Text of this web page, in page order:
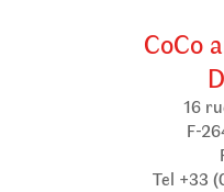
CoCo
16
F-
Tel +33